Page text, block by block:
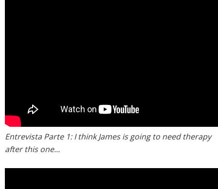
Entrevista Parte 1: I think James is going to need therapy
after this one...